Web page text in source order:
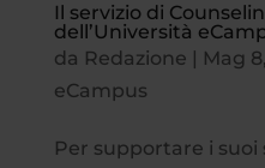
Il servizio di
dell’Università
da Redazione | Mag
eCampus
Per supportare i